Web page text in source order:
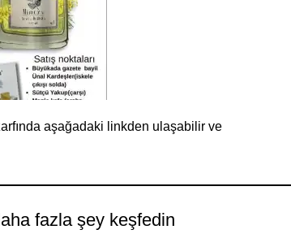
aşağadaki linkden ulaşabilir ve
fazla şey keşfedin